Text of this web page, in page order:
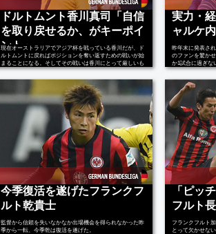
ドルトムント香川真司「自信
を取り戻せるか、がキーポイ
ント」
現在オーストラリアでアジア杯を戦っている香川だが、ド
ルトムントに戻ればポジションを奪い返すための戦いが始
まることになる。そしてその戦いは香川にとって厳しいも
のになることになりそうだ。香川の親友であるグロスクロ
イツが1週間の離脱を強いられるな…
実力・
ャルケ
昨年末に発表さ
のファンを驚か
か1試合に過ぎな
欠場はアジア杯
ない痛手だった
今季復活を遂げたフランクフ
ルト乾貴士
監督から信頼を失いなかなか出場機会を得られなかった昨
季から一転、今季乾は復活を遂げた。
「ピッ
フルト
フランクフルト
とって欠かせな